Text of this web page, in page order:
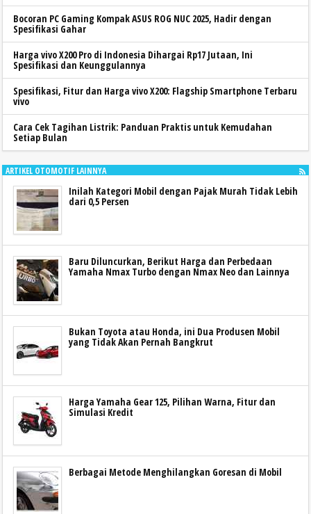
Bocoran PC Gaming Kompak ASUS ROG NUC 2025, Hadir dengan
Spesifikasi Gahar
Harga vivo X200 Pro di Indonesia Dihargai Rp17 Jutaan, Ini
Spesifikasi dan Keunggulannya
Spesifikasi, Fitur dan Harga vivo X200: Flagship Smartphone Terbaru
vivo
Cara Cek Tagihan Listrik: Panduan Praktis untuk Kemudahan
Setiap Bulan
ARTIKEL OTOMOTIF LAINNYA
Inilah Kategori Mobil dengan Pajak Murah Tidak Lebih
dari 0,5 Persen
Baru Diluncurkan, Berikut Harga dan Perbedaan
Yamaha Nmax Turbo dengan Nmax Neo dan Lainnya
Bukan Toyota atau Honda, ini Dua Produsen Mobil
yang Tidak Akan Pernah Bangkrut
Harga Yamaha Gear 125, Pilihan Warna, Fitur dan
Simulasi Kredit
Berbagai Metode Menghilangkan Goresan di Mobil